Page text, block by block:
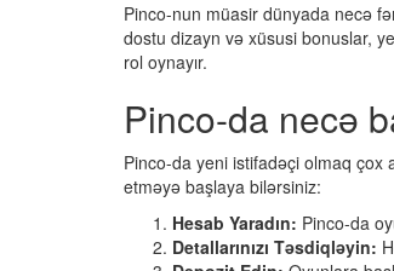
Pinco-nun müasir dünyada necə
dostu dizayn və xüsusi bonuslar,
rol oynayır.
Pinco-da necə
Pinco-da yeni istifadəçi olmaq çox
etməyə başlaya bilərsiniz:
Hesab Yaradın: Pinco-da
Detallarınızı Təsdiqləyin: